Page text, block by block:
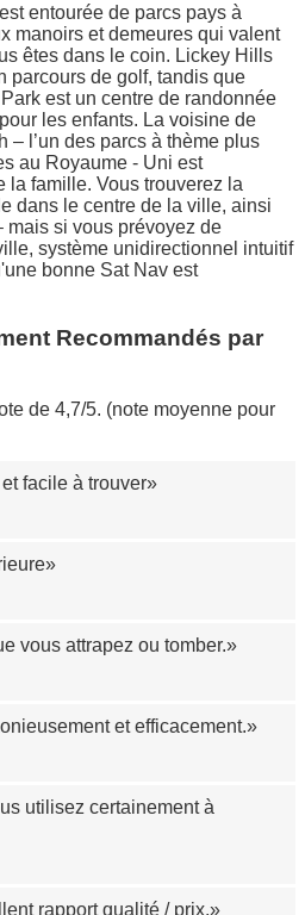
entourée de parcs pays à
manoirs et demeures qui valent
êtes dans le coin. Lickey Hills
parcours de golf, tandis que
est un centre de randonnée
les enfants. La voisine de
– l’un des parcs à thème plus
au Royaume - Uni est
la famille. Vous trouverez la
dans le centre de la ville, ainsi
mais si vous prévoyez de
système unidirectionnel intuitif
bonne Sat Nav est
Recommandés par
de 4,7/5. (note moyenne pour
facile à trouver
vous attrapez ou tomber.
et efficacement.
utilisez certainement à
rapport qualité / prix.